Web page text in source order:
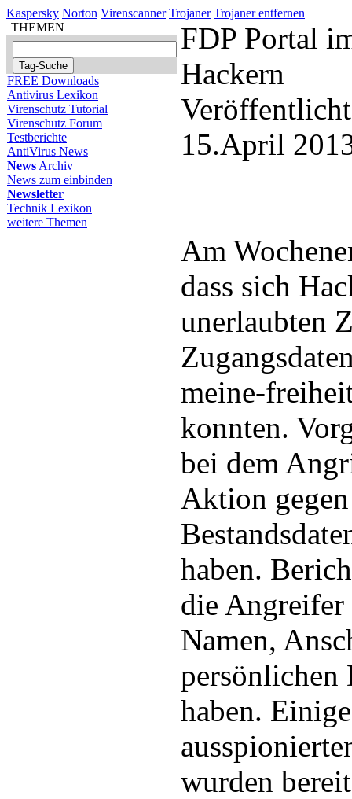
Kaspersky Norton Virenscanner Trojaner Trojaner entfernen
THEMEN
FREE Downloads
Antivirus Lexikon
Virenschutz Tutorial
Virenschutz Forum
Testberichte
AntiVirus News
News Archiv
News zum einbinden
Newsletter
Technik Lexikon
weitere Themen
FDP Portal
Hackern
15.April
Am
dass sich
unerlaubten
meine-
konnten.
bei dem
Aktion
haben.
die Angreifer
Namen,
persönlichen
haben.
wurden